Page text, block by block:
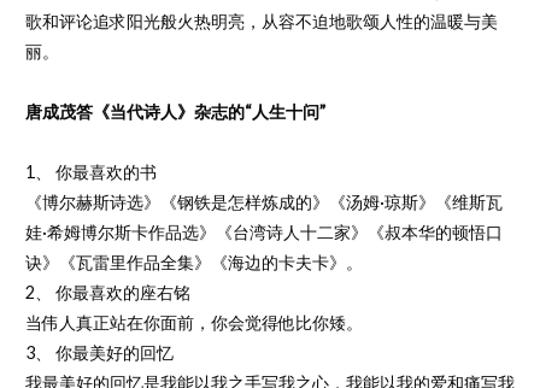
歌和评论追求阳光般火热明亮，从容不迫地歌颂人性的温暖与美
丽。
唐成茂答《当代诗人》杂志的“人生十问”
1、 你最喜欢的书
《博尔赫斯诗选》《钢铁是怎样炼成的》《汤姆·琼斯》《维斯瓦
娃·希姆博尔斯卡作品选》《台湾诗人十二家》《叔本华的顿悟口
诀》《瓦雷里作品全集》《海边的卡夫卡》。
2、 你最喜欢的座右铭
当伟人真正站在你面前，你会觉得他比你矮。
3、 你最美好的回忆
我最美好的回忆是我能以我之手写我之心，我能以我的爱和痛写我